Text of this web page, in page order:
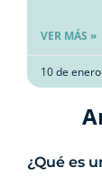
VER MÁS »
10 de
¿Qué es